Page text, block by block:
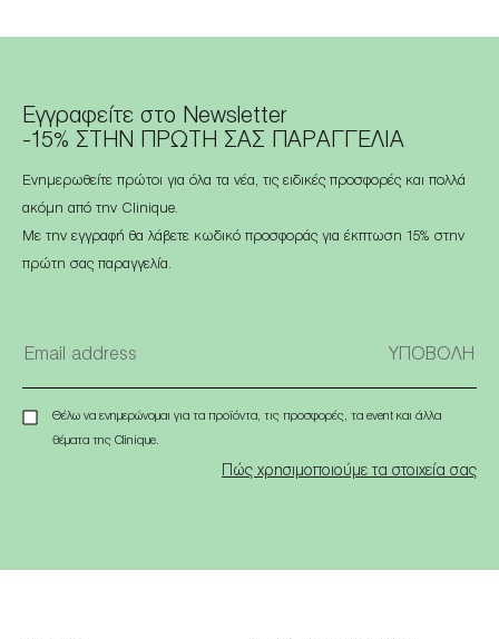
Εγγραφείτε στο Newsletter
-15% ΣΤΗΝ ΠΡΩΤΗ ΣΑΣ ΠΑΡΑΓΓΕΛΙΑ
Ενημερωθείτε πρώτοι για όλα τα νέα, τις ειδικές προσφορές και πολλά
ακόμη από την Clinique.
Με την εγγραφή θα λάβετε κωδικό προσφοράς για έκπτωση 15% στην
πρώτη σας παραγγελία.
Θέλω να ενημερώνομαι για τα προϊόντα, τις προσφορές, τα event και άλλα
θέματα της Clinique.
Πώς χρησιμοποιούμε τα στοιχεία σας